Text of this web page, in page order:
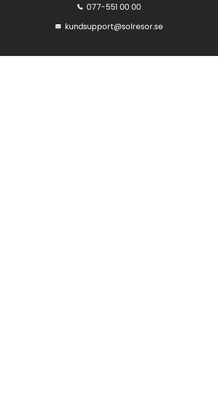
077-551 00 00
kundsupport@solresor.se